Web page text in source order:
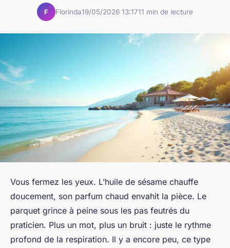
F Florinda19/05/2026 13:1711 min de lecture
Vous fermez les yeux. L’huile de sésame chauffe
doucement, son parfum chaud envahit la pièce. Le
parquet grince à peine sous les pas feutrés du
praticien. Plus un mot, plus un bruit : juste le rythme
profond de la respiration. Il y a encore peu, ce type